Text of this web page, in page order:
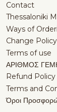
Contact
Thessaloniki
Ways of
Change Policy
Terms of use
ΑΡΙΘΜΟΣ
Refund Policy
Terms and
Όροι